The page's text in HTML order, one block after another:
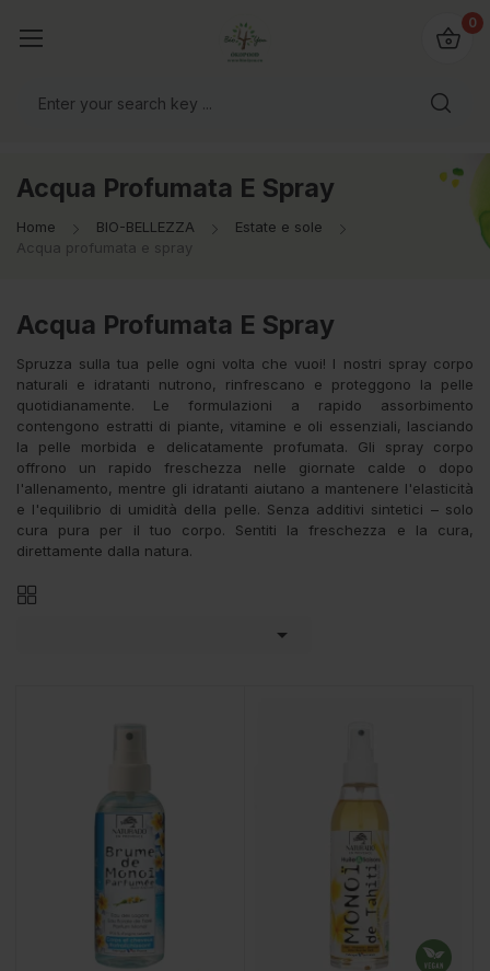
mondo!
0
Acqua Profumata E Spray
Home BIO-BELLEZZA
Estate e sole
Acqua profumata e spray
Acqua Profumata E Spray
Spruzza sulla tua pelle ogni volta che vuoi! I nostri spray corpo
naturali e idratanti nutrono, rinfrescano e proteggono la pelle
quotidianamente. Le formulazioni a rapido assorbimento
contengono estratti di piante, vitamine e oli essenziali, lasciando
la pelle morbida e delicatamente profumata. Gli spray corpo
offrono un rapido freschezza nelle giornate calde o dopo
l'allenamento, mentre gli idratanti aiutano a mantenere l'elasticità
e l'equilibrio di umidità della pelle. Senza additivi sintetici – solo
cura pura per il tuo corpo. Sentiti la freschezza e la cura,
direttamente dalla natura.
